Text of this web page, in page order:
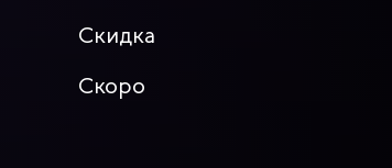
Скидка
Скоро